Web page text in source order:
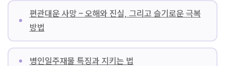
편관대운 사망 – 오해와 진실, 그리고 슬기로운 극복
방법
병인일주재물 특징과 지키는 법